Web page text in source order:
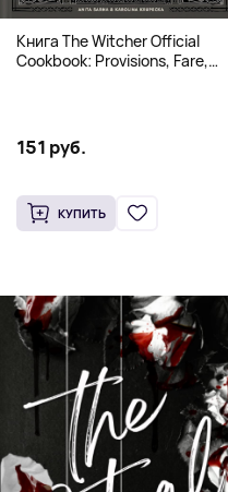
Книга The Witcher Official
Cookbook: Provisions, Fare,
151 руб.
КУПИТЬ